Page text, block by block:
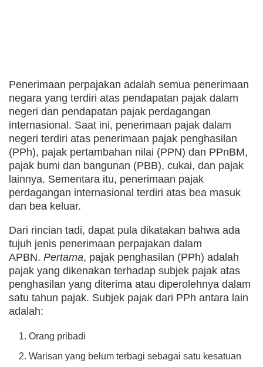
Penerimaan perpajakan adalah semua penerimaan
negara yang terdiri atas pendapatan pajak dalam
negeri dan pendapatan pajak perdagangan
internasional. Saat ini, penerimaan pajak dalam
negeri terdiri atas penerimaan pajak penghasilan
(PPh), pajak pertambahan nilai (PPN) dan PPnBM,
pajak bumi dan bangunan (PBB), cukai, dan pajak
lainnya. Sementara itu, penerimaan pajak
perdagangan internasional terdiri atas bea masuk
dan bea keluar.
Dari rincian tadi, dapat pula dikatakan bahwa ada
tujuh jenis penerimaan perpajakan dalam
APBN. Pertama, pajak penghasilan (PPh) adalah
pajak yang dikenakan terhadap subjek pajak atas
penghasilan yang diterima atau diperolehnya dalam
satu tahun pajak. Subjek pajak dari PPh antara lain
adalah:
Orang pribadi
Warisan yang belum terbagi sebagai satu kesatuan